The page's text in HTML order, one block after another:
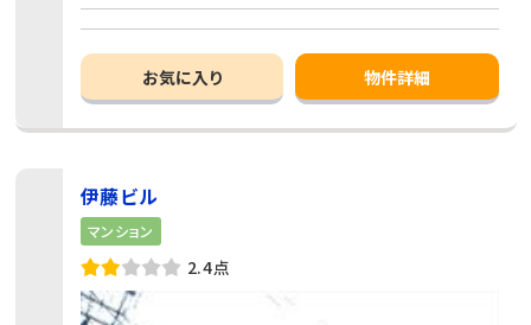
お気に入り 物件詳細
伊藤ビル
マンション
2.4点